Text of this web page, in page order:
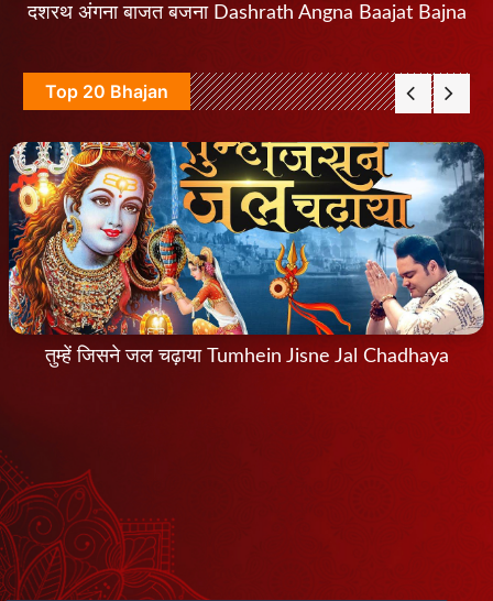
दशरथ अंगना बाजत बजना Dashrath Angna Baajat Bajna
Top 20 Bhajan
तुम्हें जिसने जल चढ़ाया Tumhein Jisne Jal Chadhaya